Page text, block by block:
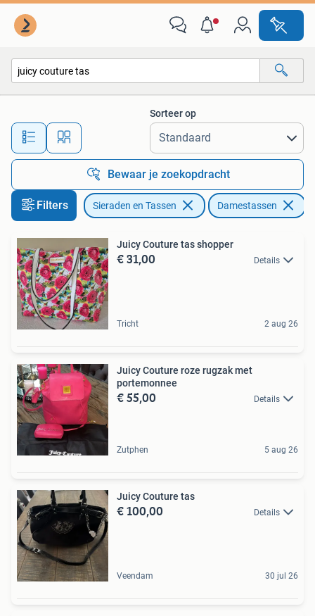
Alle afstanden…
Sorteer op
Bewaar je zoekopdracht
Filters Sieraden en Tassen Damestassen
Juicy Couture tas shopper
€ 31,00 Details
Tricht 2 aug 26
Juicy Couture roze rugzak met
portemonnee
€ 55,00 Details
Zutphen 5 aug 26
Juicy Couture tas
€ 100,00 Details
Veendam 30 jul 26